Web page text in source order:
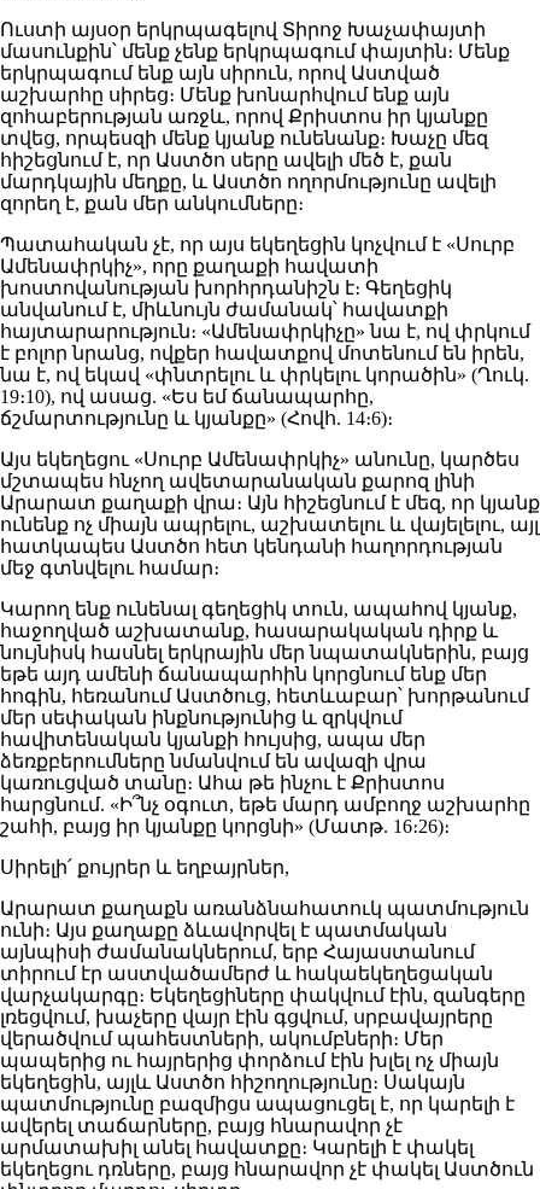
Ուստի այսօր երկրպագելով Տիրոջ Խաչափայտի
մասունքին՝ մենք չենք երկրպագում փայտին։ Մենք
երկրպագում ենք այն սիրուն, որով Աստված
աշխարհը սիրեց։ Մենք խոնարհվում ենք այն
զոհաբերության առջև, որով Քրիստոս իր կյանքը
տվեց, որպեսզի մենք կյանք ունենանք։ Խաչը մեզ
հիշեցնում է, որ Աստծո սերը ավելի մեծ է, քան
մարդկային մեղքը, և Աստծո ողորմությունը ավելի
զորեղ է, քան մեր անկումները։
Պատահական չէ, որ այս եկեղեցին կոչվում է «Սուրբ
Ամենափրկիչ», որը քաղաքի հավատի
խոստովանության խորհրդանիշն է։ Գեղեցիկ
անվանում է, միևնույն ժամանակ՝ հավատքի
հայտարարություն։ «Ամենափրկիչը» նա է, ով փրկում
է բոլոր նրանց, ովքեր հավատքով մոտենում են իրեն,
նա է, ով եկավ «փնտրելու և փրկելու կորածին» (Ղուկ.
19։10), ով ասաց. «Ես եմ ճանապարհը,
ճշմարտությունը և կյանքը» (Հովհ. 14։6)։
Այս եկեղեցու «Սուրբ Ամենափրկիչ» անունը, կարծես
մշտապես հնչող ավետարանական քարոզ լինի
Արարատ քաղաքի վրա։ Այն հիշեցնում է մեզ, որ կյանք
ունենք ոչ միայն ապրելու, աշխատելու և վայելելու, այլ
հատկապես Աստծո հետ կենդանի հաղորդության
մեջ գտնվելու համար։
Կարող ենք ունենալ գեղեցիկ տուն, ապահով կյանք,
հաջողված աշխատանք, հասարակական դիրք և
նույնիսկ հասնել երկրային մեր նպատակներին, բայց
եթե այդ ամենի ճանապարհին կորցնում ենք մեր
հոգին, հեռանում Աստծուց, հետևաբար՝ խորթանում
մեր սեփական ինքնությունից և զրկվում
հավիտենական կյանքի հույսից, ապա մեր
ձեռքբերումները նմանվում են ավազի վրա
կառուցված տանը։ Ահա թե ինչու է Քրիստոս
հարցնում. «Ի՞նչ օգուտ, եթե մարդ ամբողջ աշխարհը
շահի, բայց իր կյանքը կորցնի» (Մատթ. 16։26)։
Սիրելի՛ քույրեր և եղբայրներ,
Արարատ քաղաքն առանձնահատուկ պատմություն
ունի։ Այս քաղաքը ձևավորվել է պատմական
այնպիսի ժամանակներում, երբ Հայաստանում
տիրում էր աստվածամերժ և հակաեկեղեցական
վարչակարգը։ Եկեղեցիները փակվում էին, զանգերը
լռեցվում, խաչերը վայր էին գցվում, սրբավայրերը
վերածվում պահեստների, ակումբների։ Մեր
պապերից ու հայրերից փորձում էին խլել ոչ միայն
եկեղեցին, այլև Աստծո հիշողությունը։ Սակայն
պատմությունը բազմիցս ապացուցել է, որ կարելի է
ավերել տաճարները, բայց հնարավոր չէ
արմատախիլ անել հավատքը։ Կարելի է փակել
եկեղեցու դռները, բայց հնարավոր չէ փակել Աստծուն